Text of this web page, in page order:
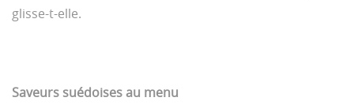
glisse-t-elle.
Saveurs suédoises au menu